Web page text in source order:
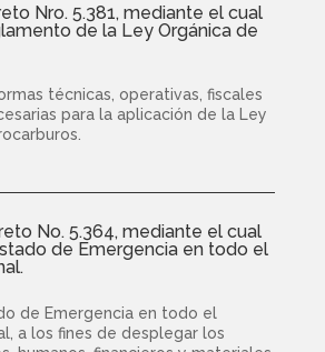
Nro. 5.381, mediante el cual
de la Ley Orgánica de
técnicas, operativas, fiscales
para la aplicación de la Ley
No. 5.364, mediante el cual
de Emergencia en todo el
de Emergencia en todo el
a los fines de desplegar los